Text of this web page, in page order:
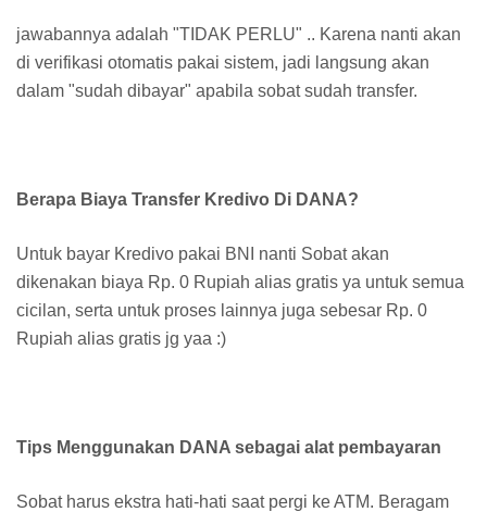
jawabannya adalah "TIDAK PERLU" .. Karena nanti akan
di verifikasi otomatis pakai sistem, jadi langsung akan
dalam "sudah dibayar" apabila sobat sudah transfer.
Berapa Biaya Transfer Kredivo Di DANA?
Untuk bayar Kredivo pakai BNI nanti Sobat akan
dikenakan biaya Rp. 0 Rupiah alias gratis ya untuk semua
cicilan, serta untuk proses lainnya juga sebesar Rp. 0
Rupiah alias gratis jg yaa :)
Tips Menggunakan DANA sebagai alat pembayaran
Sobat harus ekstra hati-hati saat pergi ke ATM. Beragam